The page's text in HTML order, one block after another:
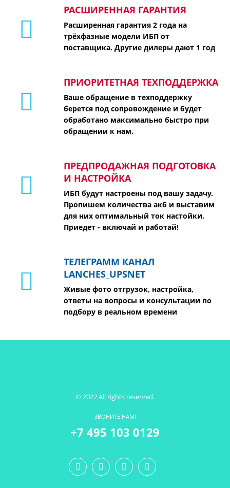
РАСШИРЕННАЯ ГАРАНТИЯ
Расширенная гарантия 2 года на
трёхфазные модели ИБП от
поставщика. Другие дилеры дают 1 год
ПРИОРИТЕТНАЯ ТЕХПОДДЕРЖКА
Ваше обращение в техподдержку
берется под сопровождение и будет
обработано максимально быстро при
обращении к нам.
ПРЕДПРОДАЖНАЯ ПОДГОТОВКА
И НАСТРОЙКА
ИБП будут настроены под вашу задачу.
Пропишем количества акб и выставим
для них оптимальный ток настойки.
Приедет - включай и работай!
ТЕЛЕГРАММ КАНАЛ
LANCHES_UPSNET
Живые фото отгрузок, настройка,
ответы на вопросы и консультации по
подбору в реальном времени
© 2022 All rights reserved.
ЗВОНИТЕ НАМ!
+7 495 103 0129